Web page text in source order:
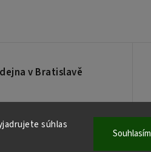
súhlas
Souhlasím
v Bratislavě